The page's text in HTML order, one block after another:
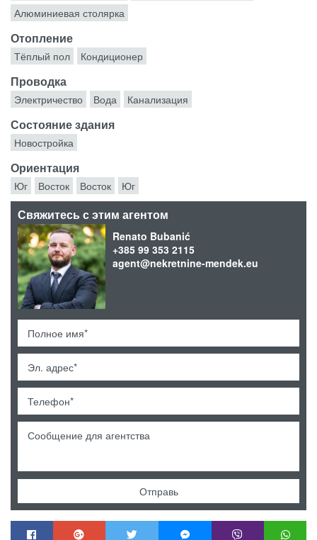
Алюминиевая столярка
Отопление
Тёплый пол Кондиционер
Проводка
Электричество Вода Канализация
Состояние здания
Новостройка
Ориентация
Юг Восток Восток Юг
Свяжитесь с этим агентом
Renato Bubanić
+385 99 353 2115
agent@nekretnine-mendek.eu
Отправь